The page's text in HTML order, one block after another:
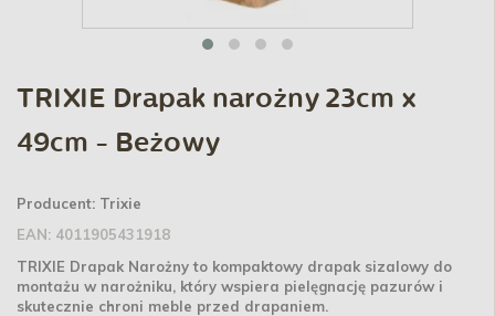
TRIXIE Drapak narożny 23cm x
49cm - Beżowy
Producent: Trixie
EAN: 4011905431918
TRIXIE Drapak Narożny to kompaktowy drapak sizalowy do
montażu w narożniku, który wspiera pielęgnację pazurów i
skutecznie chroni meble przed drapaniem.